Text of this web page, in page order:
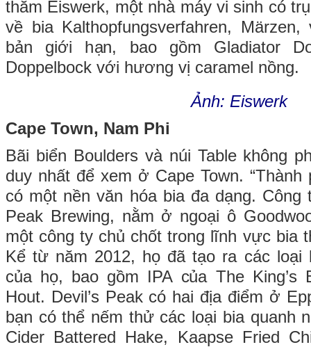
thăm Eiswerk, một nhà máy vi sinh có
về bia Kalthopfungsverfahren,
bản giới hạn, bao gồm Gladiator
Doppelbock với hương vị caramel nồng.
Ảnh: Eiswerk
Cape Town, Nam Phi
Bãi biển Boulders và núi Table không
duy nhất để xem ở Cape Town. “Thành
có một nền văn hóa bia đa dạng. Công
Peak Brewing, nằm ở ngoại ô
một công ty chủ chốt trong lĩnh vực bia
Kể từ năm 2012, họ đã tạo ra các loại
của họ, bao gồm IPA của The King’s
Hout. Devil’s Peak có hai địa điểm ở
bạn có thể nếm thử các loại bia quanh
Cider Battered Hake, Kaapse Fried